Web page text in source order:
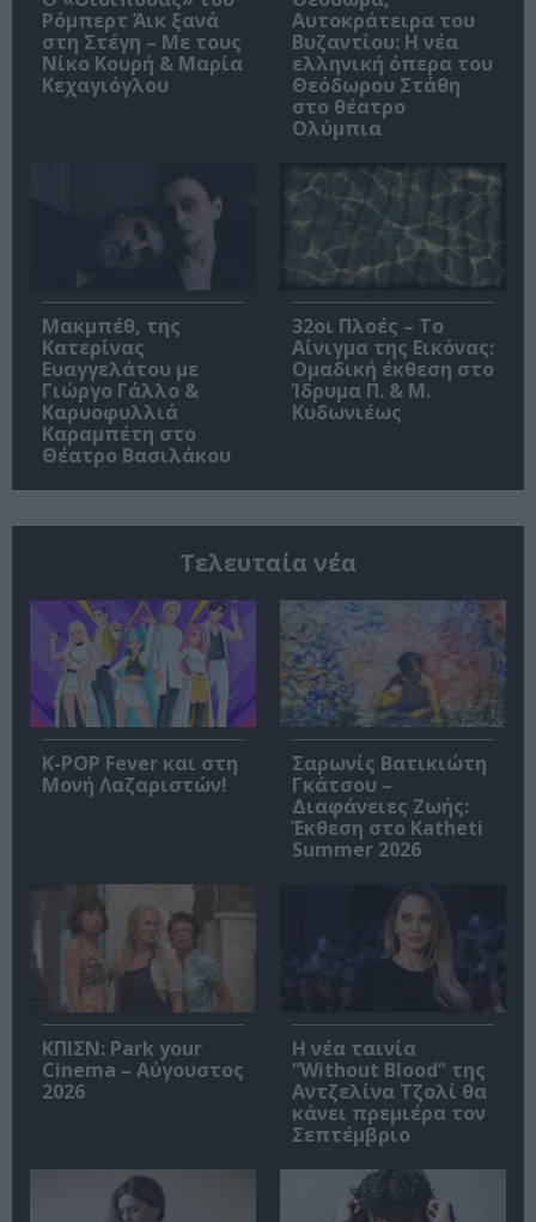
Ρόμπερτ Άικ ξανά
στη Στέγη – Με τους
Νίκο Κουρή & Μαρία
Κεχαγιόγλου
Αυτοκράτειρα του
Βυζαντίου: Η νέα
ελληνική όπερα του
Θεόδωρου Στάθη
στο θέατρο
Ολύμπια
Μακμπέθ, της
Κατερίνας
Ευαγγελάτου με
Γιώργο Γάλλο &
Καρυοφυλλιά
Καραμπέτη στο
Θέατρο Βασιλάκου
32οι Πλοές – Το
Αίνιγμα της Εικόνας:
Ομαδική έκθεση στο
Ίδρυμα Π. & Μ.
Κυδωνιέως
Τελευταία νέα
K-POP Fever και στη
Μονή Λαζαριστών!
Σαρωνίς Βατικιώτη
Γκάτσου –
Διαφάνειες Ζωής:
Έκθεση στο Katheti
Summer 2026
ΚΠΙΣΝ: Park your
Cinema – Αύγουστος
2026
Η νέα ταινία
“Without Blood” της
Αντζελίνα Τζολί θα
κάνει πρεμιέρα τον
Σεπτέμβριο